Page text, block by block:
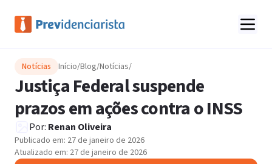
Notícias Início/Blog/Notícias/
Justiça Federal suspende
prazos em ações contra o INSS
Por: Renan Oliveira
Publicado em: 27 de janeiro de 2026
Atualizado em: 27 de janeiro de 2026